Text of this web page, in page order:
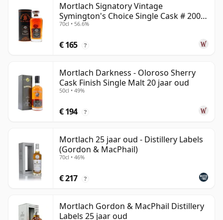
Mortlach Signatory Vintage
Symington's Choice Single Cask # 2007
17 jaar oud
70cl • 56.6%
€ 165 ?
Mortlach Darkness - Oloroso Sherry
Cask Finish Single Malt 20 jaar oud
50cl • 49%
€ 194 ?
Mortlach 25 jaar oud - Distillery Labels
(Gordon & MacPhail)
70cl • 46%
€ 217 ?
Mortlach Gordon & MacPhail Distillery
Labels 25 jaar oud